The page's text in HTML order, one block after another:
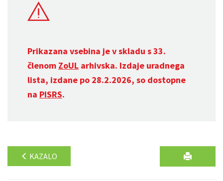
Prikazana vsebina je v skladu s 33.
členom ZoUL arhivska. Izdaje uradnega
lista, izdane po 28.2.2026, so dostopne
na PISRS.
KAZALO